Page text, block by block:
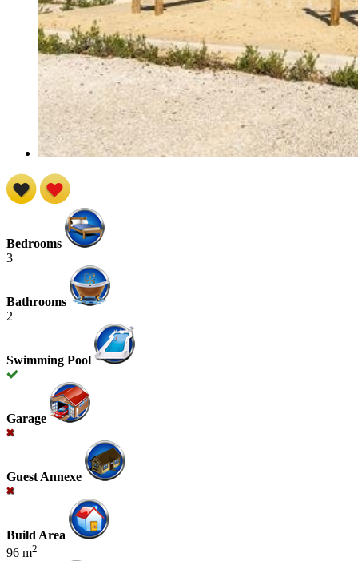
Bedrooms
3
Bathrooms
2
Swimming Pool
Garage
Guest Annexe
Build Area
96 m2